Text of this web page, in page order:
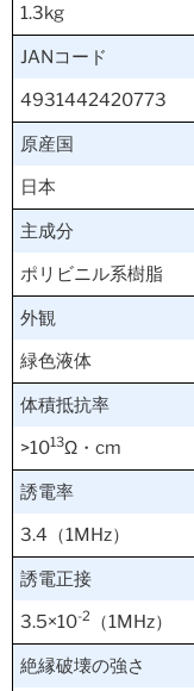
1.3kg
JANコード
4931442420773
原産国
日本
主成分
ポリビニル系樹脂
外観
緑色液体
体積抵抗率
>1013Ω・cm
誘電率
3.4（1MHz）
誘電正接
3.5×10-2 （1MHz）
絶縁破壊の強さ